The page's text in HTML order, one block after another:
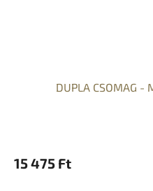
DUPLA CSOMAG
15 475 Ft